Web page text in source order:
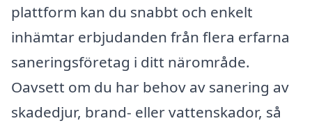
plattform kan du snabbt och enkelt
inhämtar erbjudanden från flera erfarna
saneringsföretag i ditt närområde.
Oavsett om du har behov av sanering av
skadedjur, brand- eller vattenskador, så